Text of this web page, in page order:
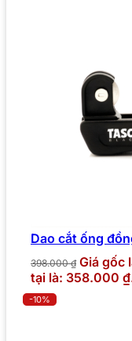
Dao cắt ống
398.000₫ Giá gốc
tại là: 358.000
-10%